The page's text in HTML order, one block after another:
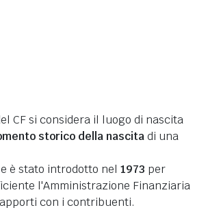
CF si considera il luogo di nascita
storico della nascitadi una
è stato introdotto nel 1973 per
l'Amministrazione Finanziaria
con i contribuenti.